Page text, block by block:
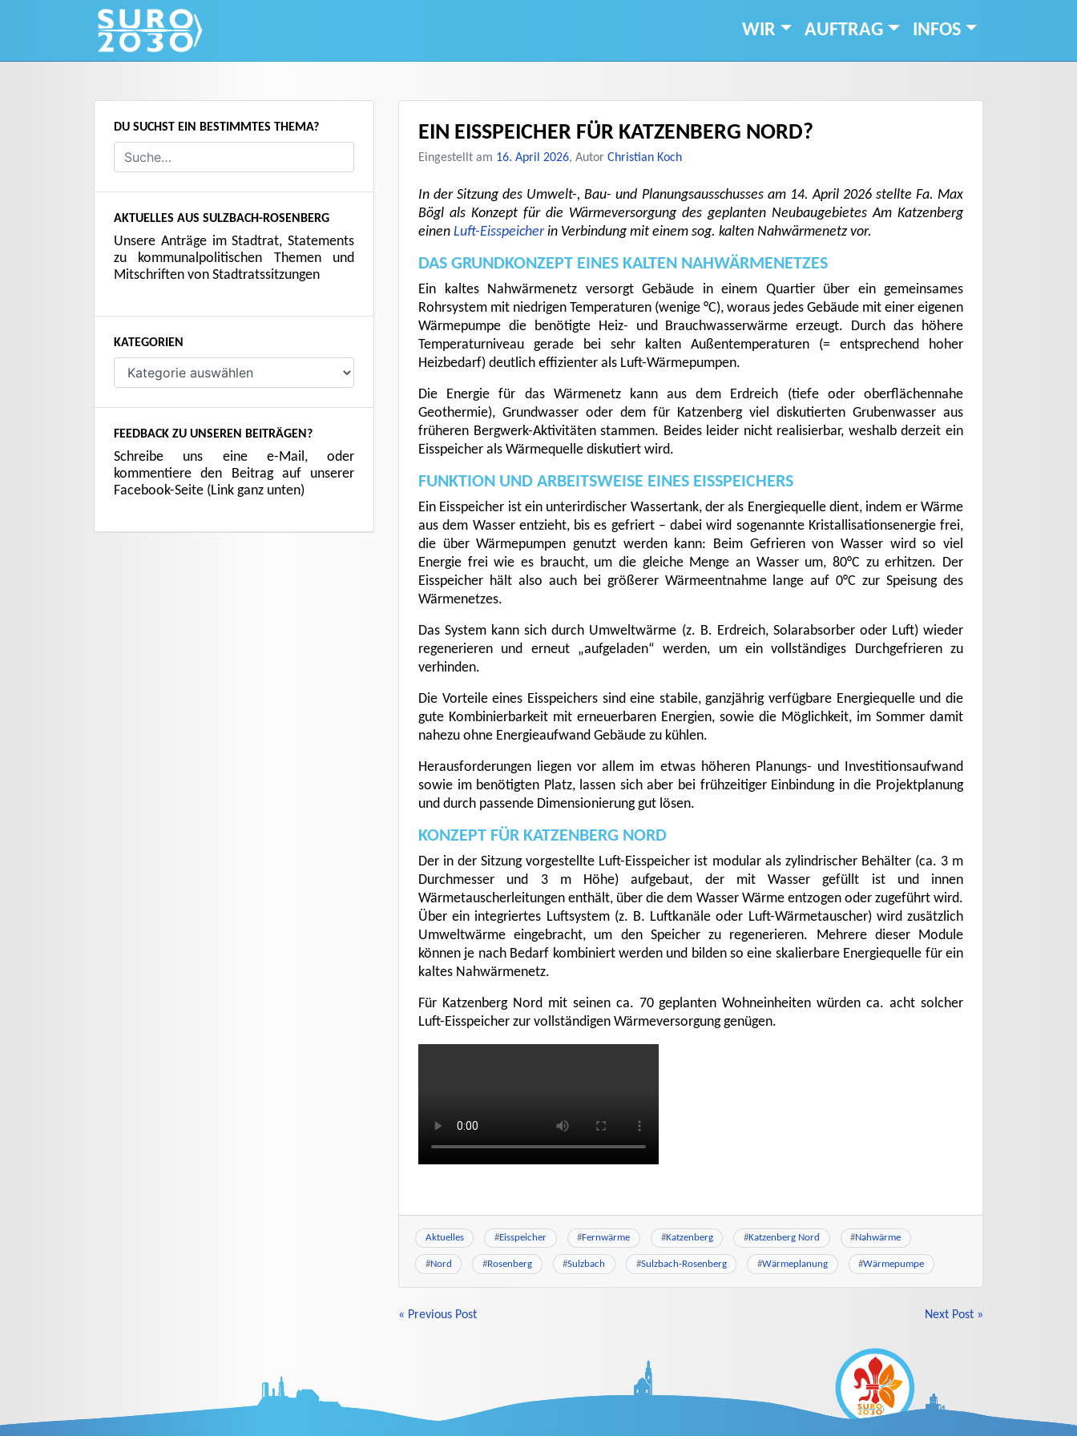
WIR AUFTRAG INFOS
EIN EISSPEICHER FÜR KATZENBERG NORD?
Eingestellt am 16. April 2026, Autor Christian Koch
In der Sitzung des Umwelt-, Bau- und Planungsausschusses am 14. April 2026 stellte Fa. Max
Bögl als Konzept für die Wärmeversorgung des geplanten Neubaugebietes Am Katzenberg
einen Luft-Eisspeicherin Verbindung mit einem sog. kalten Nahwärmenetz vor.
DAS GRUNDKONZEPT EINES KALTEN NAHWÄRMENETZES
Ein kaltes Nahwärmenetz versorgt Gebäude in einem Quartier über ein gemeinsames
Rohrsystem mit niedrigen Temperaturen (wenige °C), woraus jedes Gebäude mit einer eigenen
Wärmepumpe die benötigte Heiz- und Brauchwasserwärme erzeugt. Durch das höhere
Temperaturniveau gerade bei sehr kalten Außentemperaturen (= entsprechend hoher
Heizbedarf) deutlich effizienter als Luft-Wärmepumpen.
Die Energie für das Wärmenetz kann aus dem Erdreich (tiefe oder oberflächennahe
Geothermie), Grundwasser oder dem für Katzenberg viel diskutierten Grubenwasser aus
früheren Bergwerk-Aktivitäten stammen. Beides leider nicht realisierbar, weshalb derzeit ein
Eisspeicher als Wärmequelle diskutiert wird.
FUNKTION UND ARBEITSWEISE EINES EISSPEICHERS
Ein Eisspeicher ist ein unterirdischer Wassertank, der als Energiequelle dient, indem er Wärme
aus dem Wasser entzieht, bis es gefriert – dabei wird sogenannte Kristallisationsenergie frei,
die über Wärmepumpen genutzt werden kann: Beim Gefrieren von Wasser wird so viel
Energie frei wie es braucht, um die gleiche Menge an Wasser um, 80°C zu erhitzen. Der
Eisspeicher hält also auch bei größerer Wärmeentnahme lange auf 0°C zur Speisung des
Wärmenetzes.
Das System kann sich durch Umweltwärme (z. B. Erdreich, Solarabsorber oder Luft) wieder
regenerieren und erneut „aufgeladen“ werden, um ein vollständiges Durchgefrieren zu
verhinden.
Die Vorteile eines Eisspeichers sind eine stabile, ganzjährig verfügbare Energiequelle und die
gute Kombinierbarkeit mit erneuerbaren Energien, sowie die Möglichkeit, im Sommer damit
nahezu ohne Energieaufwand Gebäude zu kühlen.
Herausforderungen liegen vor allem im etwas höheren Planungs- und Investitionsaufwand
sowie im benötigten Platz, lassen sich aber bei frühzeitiger Einbindung in die Projektplanung
und durch passende Dimensionierung gut lösen.
KONZEPT FÜR KATZENBERG NORD
Der in der Sitzung vorgestellte Luft-Eisspeicher ist modular als zylindrischer Behälter (ca. 3 m
Durchmesser und 3 m Höhe) aufgebaut, der mit Wasser gefüllt ist und innen
Wärmetauscherleitungen enthält, über die dem Wasser Wärme entzogen oder zugeführt wird.
Über ein integriertes Luftsystem (z. B. Luftkanäle oder Luft-Wärmetauscher) wird zusätzlich
Umweltwärme eingebracht, um den Speicher zu regenerieren. Mehrere dieser Module
können je nach Bedarf kombiniert werden und bilden so eine skalierbare Energiequelle für ein
kaltes Nahwärmenetz.
Für Katzenberg Nord mit seinen ca. 70 geplanten Wohneinheiten würden ca. acht solcher
Luft-Eisspeicher zur vollständigen Wärmeversorgung genügen.
Aktuelles #Eisspeicher #Fernwärme #Katzenberg #Katzenberg Nord #Nahwärme
#Nord #Rosenberg #Sulzbach #Sulzbach-Rosenberg #Wärmeplanung #Wärmepumpe
BEITRAGSNAVIGATION
« Previous Post Next Post »
DU SUCHST EIN BESTIMMTES THEMA?
AKTUELLES AUS SULZBACH-ROSENBERG
Unsere Anträge im Stadtrat, Statements
zu kommunalpolitischen Themen und
Mitschriften von Stadtratssitzungen
KATEGORIEN
FEEDBACK ZU UNSEREN BEITRÄGEN?
Schreibe uns eine e-Mail, oder
kommentiere den Beitrag auf unserer
Facebook-Seite (Link ganz unten)